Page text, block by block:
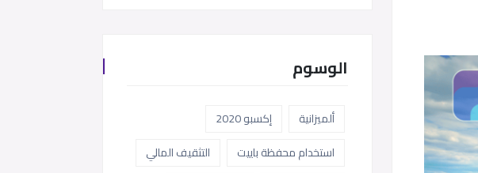
الوسوم
ألميزانية
إكسبو 2020
استخدام محفظة باييت
التثقيف المالي